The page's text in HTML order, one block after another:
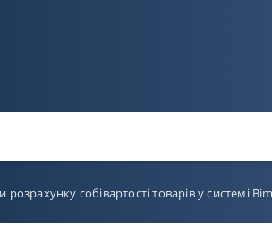
розрахунку собівартості товарів у системі